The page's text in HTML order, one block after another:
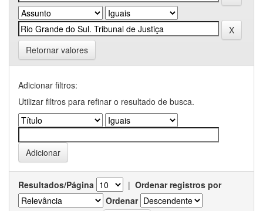
Retornar valores
Adicionar filtros:
Utilizar filtros para refinar o resultado de busca.
Resultados/Página | Ordenar registros por
Ordenar